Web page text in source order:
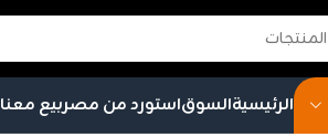
الرئيسيةالسوقاستورد من مصربيع معنا